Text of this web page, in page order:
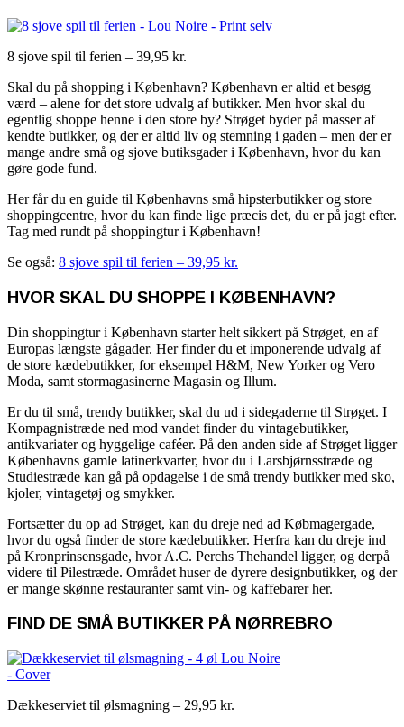
8 sjove spil til ferien – 39,95 kr.
Skal du på shopping i København? København er altid et besøg
værd – alene for det store udvalg af butikker. Men hvor skal du
egentlig shoppe henne i den store by? Strøget byder på masser af
kendte butikker, og der er altid liv og stemning i gaden – men der er
mange andre små og sjove butiksgader i København, hvor du kan
gøre gode fund.
Her får du en guide til Københavns små hipsterbutikker og store
shoppingcentre, hvor du kan finde lige præcis det, du er på jagt efter.
Tag med rundt på shoppingtur i København!
Se også: 8 sjove spil til ferien – 39,95 kr.
HVOR SKAL DU SHOPPE I KØBENHAVN?
Din shoppingtur i København starter helt sikkert på Strøget, en af
Europas længste gågader. Her finder du et imponerende udvalg af
de store kædebutikker, for eksempel H&M, New Yorker og Vero
Moda, samt stormagasinerne Magasin og Illum.
Er du til små, trendy butikker, skal du ud i sidegaderne til Strøget. I
Kompagnistræde ned mod vandet finder du vintagebutikker,
antikvariater og hyggelige caféer. På den anden side af Strøget ligger
Københavns gamle latinerkvarter, hvor du i Larsbjørnsstræde og
Studiestræde kan gå på opdagelse i de små trendy butikker med sko,
kjoler, vintagetøj og smykker.
Fortsætter du op ad Strøget, kan du dreje ned ad Købmagergade,
hvor du også finder de store kædebutikker. Herfra kan du dreje ind
på Kronprinsensgade, hvor A.C. Perchs Thehandel ligger, og derpå
videre til Pilestræde. Området huser de dyrere designbutikker, og der
er mange skønne restauranter samt vin- og kaffebarer her.
FIND DE SMÅ BUTIKKER PÅ NØRREBRO
Dækkeserviet til ølsmagning – 29,95 kr.